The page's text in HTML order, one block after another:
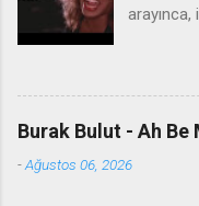
Bana
You
ver
of
Burak Bulut - Ah Be
-Ağustos 06, 2026